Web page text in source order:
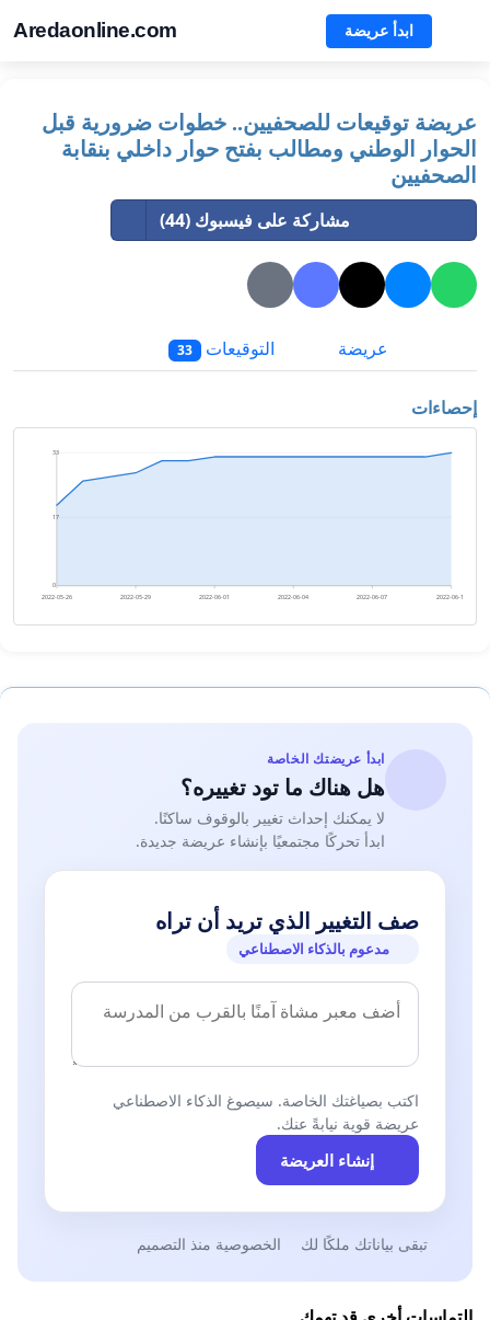
Aredaonline.com ابدأ عريضة
عريضة توقيعات للصحفيين.. خطوات ضرورية قبل
الحوار الوطني ومطالب بفتح حوار داخلي بنقابة
الصحفيين
مشاركة على فيسبوك (44)
عريضة التوقيعات 33
إحصاءات
0
17
33
2022-05-26 2022-05-29 2022-06-01 2022-06-04 2022-06-07 2022-06-10
ابدأ عريضتك الخاصة
هل هناك ما تود تغييره؟
لا يمكنك إحداث تغيير بالوقوف ساكنًا.
ابدأ تحركًا مجتمعيًا بإنشاء عريضة جديدة.
صف التغيير الذي تريد أن تراه
مدعوم بالذكاء الاصطناعي
اكتب بصياغتك الخاصة. سيصوغ الذكاء الاصطناعي
عريضة قوية نيابةً عنك.
إنشاء العريضة
تبقى بياناتك ملكًا لك الخصوصية منذ التصميم